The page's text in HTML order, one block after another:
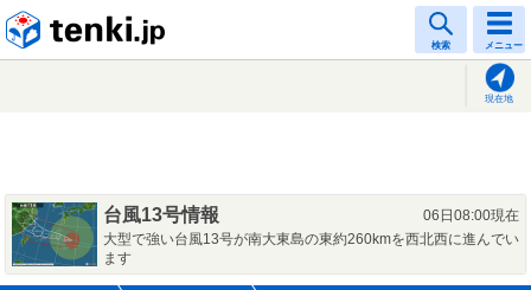
検索 メニュー
現在地
台風13号情報
06日08:00現在
大型で強い台風13号が南大東島の東約260kmを西北西に進んでい
ます